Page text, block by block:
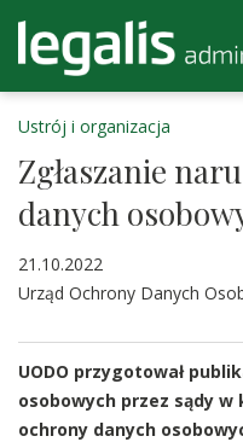
Ustrój i organizacja
Zgłaszanie
danych
21.10.2022
Urząd Ochrony Danych
UODO przygotował
osobowych przez sądy
ochrony danych